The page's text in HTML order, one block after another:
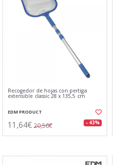
Recogedor de hojas con pertiga
extensible classic 28 x 135,5 cm
EDM PRODUCT
11,64€ 20,56€ - 43%